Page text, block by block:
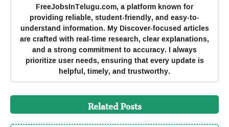
FreeJobsInTelugu.com, a platform known for
providing reliable, student-friendly, and easy-to-
understand information. My Discover-focused articles
are crafted with real-time research, clear explanations,
and a strong commitment to accuracy. I always
prioritize user needs, ensuring that every update is
helpful, timely, and trustworthy.
Related Posts